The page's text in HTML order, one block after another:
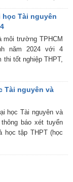
Tài nguyên
môi trường TPHCM
năm 2024 với 4
tốt nghiệp THPT,
Tài nguyên và
học Tài nguyên và
báo xét tuyển
học tập THPT (học